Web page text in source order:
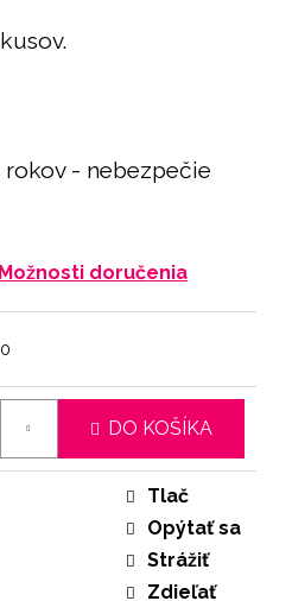
- nebezpečie
Možnosti doručenia
DO KOŠÍKA
Tlač
Opýtať sa
Strážiť
Zdieľať